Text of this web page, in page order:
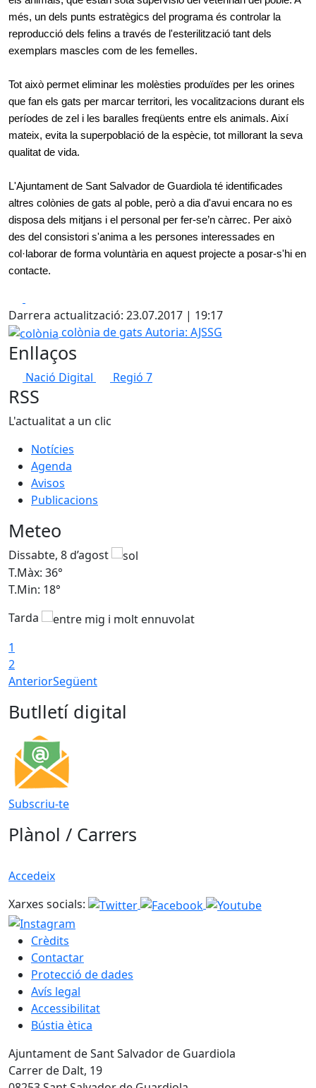
més, un dels punts estratègics del programa és controlar la
reproducció dels felins a través de l'esterilització tant dels
exemplars mascles com de les femelles.
Tot això permet eliminar les molèsties produïdes per les orines
que fan els gats per marcar territori, les vocalitzacions durant els
períodes de zel i les baralles freqüents entre els animals. Així
mateix, evita la superpoblació de la espècie, tot millorant la seva
qualitat de vida.
L'Ajuntament de Sant Salvador de Guardiola té identificades
altres colònies de gats al poble, però a dia d'avui encara no es
disposa dels mitjans i el personal per fer-se’n càrrec. Per això
des del consistori s'anima a les persones interessades en
col·laborar de forma voluntària en aquest projecte a posar-s'hi en
contacte.
Darrera actualització: 23.07.2017 | 19:17
colònia
colònia de gats Autoria: AJSSG
Enllaços
Nació Digital Regió 7
RSS
L'actualitat a un clic
Notícies
Agenda
Avisos
Publicacions
Meteo
Dissabte, 8 d’agost
T.Màx: 36°
T.Min: 18°
Tarda
1
2
AnteriorSegüent
Butlletí digital
Subscriu-te
Plànol / Carrers
Accedeix
Xarxes socials:
Crèdits
Contactar
Protecció de dades
Avís legal
Accessibilitat
Bústia ètica
Ajuntament de Sant Salvador de Guardiola
Carrer de Dalt, 19